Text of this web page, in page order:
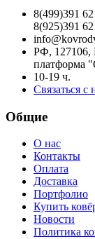
8(499)391
8(925)391
РФ, 127106,
платформа
10-19 ч.
Связаться с
Общие
О нас
Контакты
Оплата
Доставка
Портфолио
Купить
Новости
Политика